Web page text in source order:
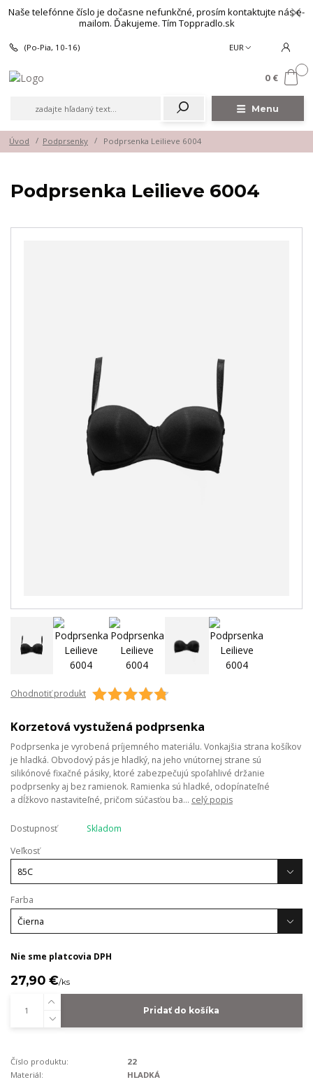
Naše telefónne číslo je dočasne nefunkčné, prosím kontaktujte nás e-
mailom. Ďakujeme. Tím Toppradlo.sk
Menu
EUR
(Po-Pia, 10-16)
0 €
Úvod Podprsenky Podprsenka Leilieve 6004
Podprsenka Leilieve 6004
Ohodnotiť produkt
Korzetová vystužená podprsenka
Podprsenka je vyrobená príjemného materiálu. Vonkajšia strana košíkov
je hladká. Obvodový pás je hladký, na jeho vnútornej strane sú
silikónové fixačné pásiky, ktoré zabezpečujú spoľahlivé držanie
podprsenky aj bez ramienok. Ramienka sú hladké, odopínateľné
a dĺžkovo nastaviteľné, pričom súčasťou ba... celý popis
Dostupnosť
Skladom
Veľkosť
Farba
Nie sme platcovia DPH
27,90 €/ks
Pridať do košíka
Číslo produktu:
22
Materiál:
HLADKÁ